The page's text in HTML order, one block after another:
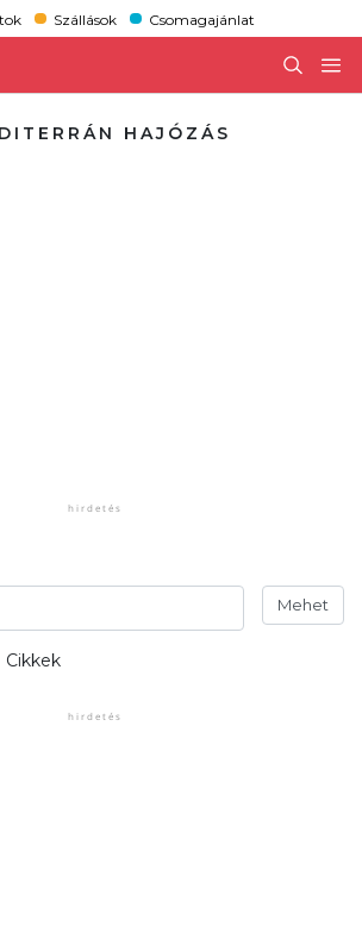
Szállások Csomagajánlat
HAJÓZÁS
Mehet
Cikkek